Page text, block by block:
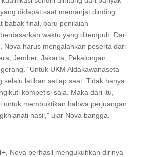
didapat saat memanjat dinding.
babak final, baru penilaian
waktu yang ditempuh. Dari
Nova harus mengalahkan peserta dari
Jember, Jakarta, Pekalongan,
“Untuk UKM Aldakawanaseta
selalu latihan setiap saat. Tidak hanya
kompetisi saja. Maka dari itu,
untuk membuktikan bahwa perjuangan
hasil,” ujar Nova bangga.
Nova berhasil mengukuhkan dirinya